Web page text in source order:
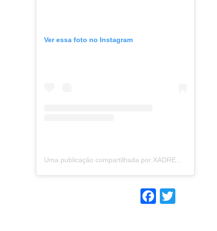
Ver essa foto no Instagram